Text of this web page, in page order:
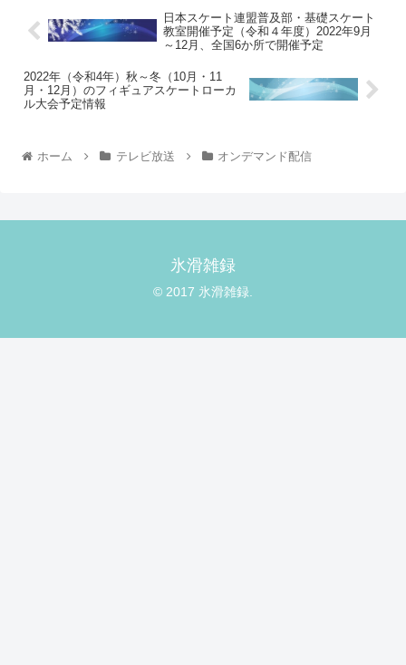
日本スケート連盟普及部・基礎スケート
教室開催予定（令和４年度）2022年9月
～12月、全国6か所で開催予定
2022年（令和4年）秋～冬（10月・11
月・12月）のフィギュアスケートローカ
ル大会予定情報
ホーム テレビ放送 オンデマンド配信
氷滑雑録
© 2017 氷滑雑録.